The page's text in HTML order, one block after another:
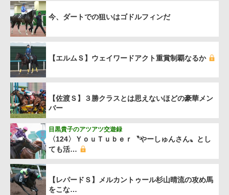
今、ダートでの狙いはゴドルフィンだ
【エルムＳ】ウェイワードアクト重賞制覇なるか
【佐渡Ｓ】３勝クラスとは思えないほどの豪華メン
バー
〈124〉ＹｏｕＴｕｂｅｒ〝やーしゅんさん〟とし
ても活…
目黒貴子のアツアツ交遊録
【レパードＳ】メルカントゥール杉山晴流の攻め馬
をこな…